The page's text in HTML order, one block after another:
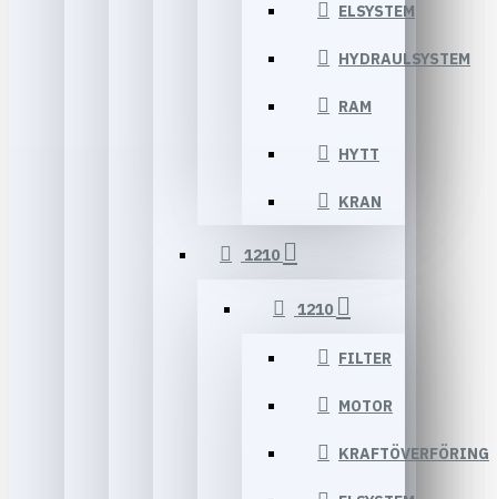
ELSYSTEM
HYDRAULSYSTEM
RAM
HYTT
KRAN
1210
1210
FILTER
MOTOR
KRAFTÖVERFÖRING